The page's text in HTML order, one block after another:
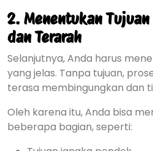
2. Menentukan
dan Terarah
Selanjutnya, Anda harus
yang jelas. Tanpa tujuan,
terasa membingungkan dan
Oleh karena itu, Anda bisa
beberapa bagian, seperti: